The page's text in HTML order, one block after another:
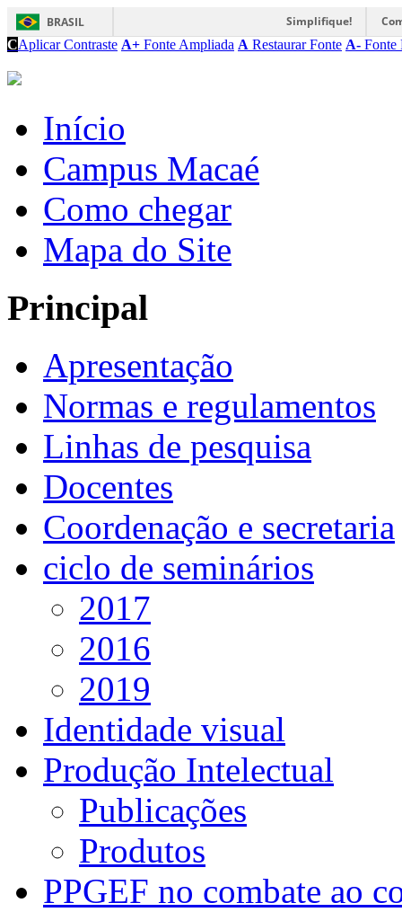
BRASIL Simplifique!
CAplicar Contraste A+ Fonte Ampliada A Restaurar Fonte A- Fonte
Início
Campus Macaé
Como chegar
Mapa do Site
Principal
Apresentação
Normas e regulamentos
Linhas de pesquisa
Docentes
Coordenação e secretaria
ciclo de seminários
2017
2016
2019
Identidade visual
Produção Intelectual
Publicações
Produtos
PPGEF no combate ao